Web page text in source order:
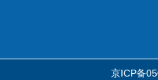
京ICP备